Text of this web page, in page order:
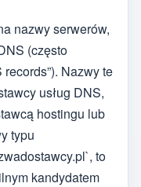
nazwy serwerów,
(często
records”). Nazwy te
usług DNS,
hostingu lub
typu
to
kandydatem